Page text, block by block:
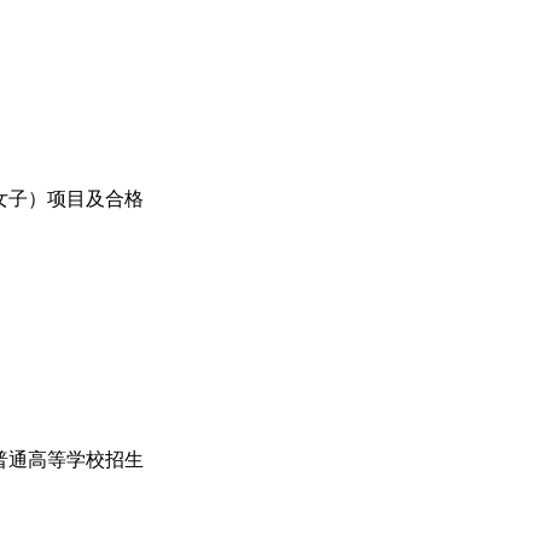
子）项目及合格
通高等学校招生